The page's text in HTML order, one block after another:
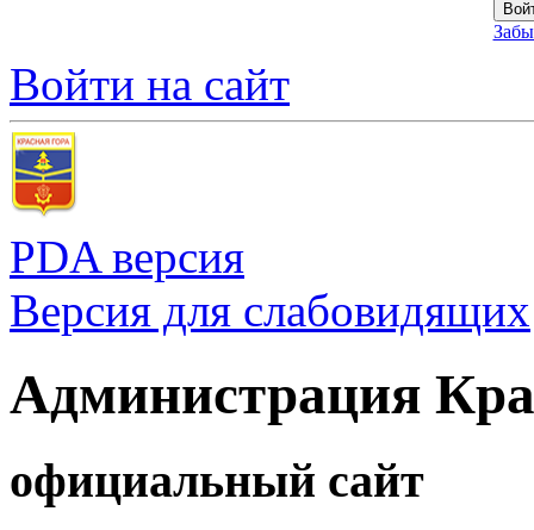
Войти на сайт
PDA версия
Версия для слабовидящих
Администрация
официальный сайт